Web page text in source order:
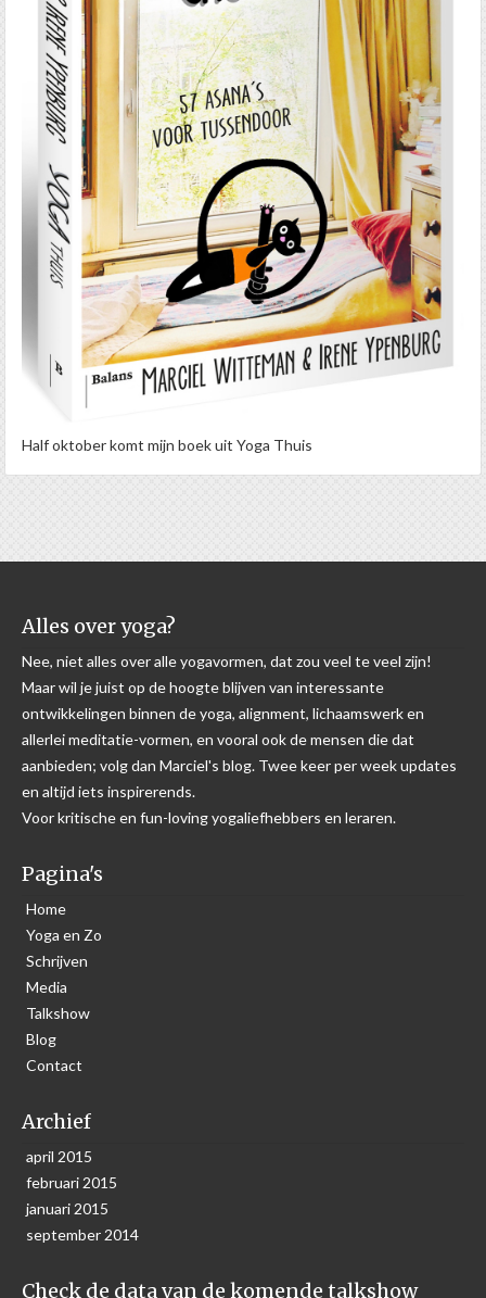
Half oktober komt mijn boek uit Yoga Thuis
Alles over yoga?
Nee, niet alles over alle yogavormen, dat zou veel te veel zijn!
Maar wil je juist op de hoogte blijven van interessante
ontwikkelingen binnen de yoga, alignment, lichaamswerk en
allerlei meditatie-vormen, en vooral ook de mensen die dat
aanbieden; volg dan Marciel's blog. Twee keer per week updates
en altijd iets inspirerends.
Voor kritische en fun-loving yogaliefhebbers en leraren.
Pagina's
Home
Yoga en Zo
Schrijven
Media
Talkshow
Blog
Contact
Archief
april 2015
februari 2015
januari 2015
september 2014
Check de data van de komende talkshow